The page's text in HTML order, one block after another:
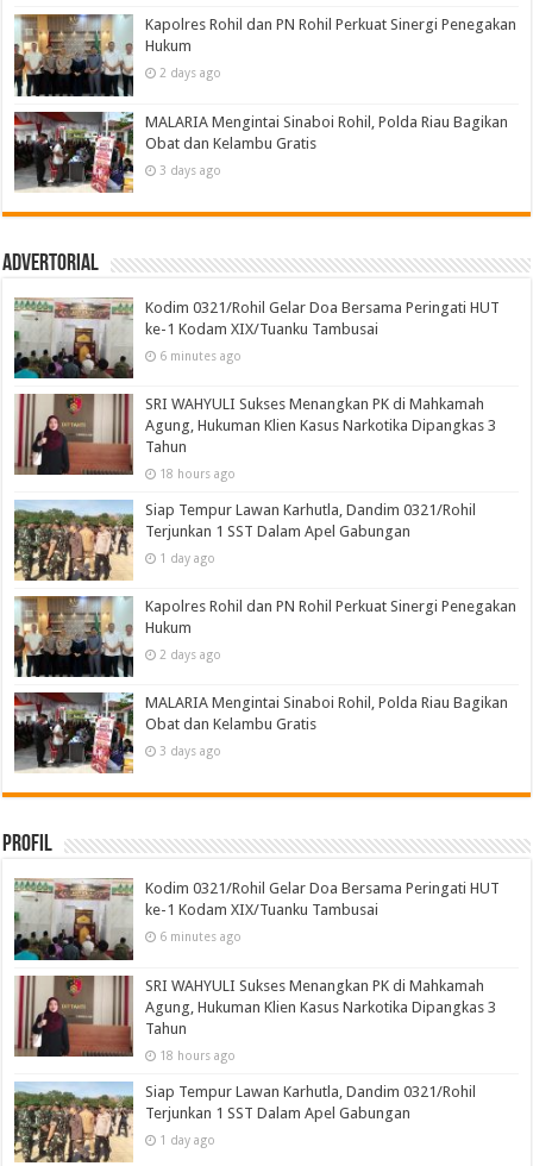
Kapolres Rohil dan PN Rohil Perkuat Sinergi Penegakan
Hukum
2 days ago
MALARIA Mengintai Sinaboi Rohil, Polda Riau Bagikan
Obat dan Kelambu Gratis
3 days ago
Advertorial
Kodim 0321/Rohil Gelar Doa Bersama Peringati HUT
ke-1 Kodam XIX/Tuanku Tambusai
6 minutes ago
SRI WAHYULI Sukses Menangkan PK di Mahkamah
Agung, Hukuman Klien Kasus Narkotika Dipangkas 3
Tahun
18 hours ago
Siap Tempur Lawan Karhutla, Dandim 0321/Rohil
Terjunkan 1 SST Dalam Apel Gabungan
1 day ago
Kapolres Rohil dan PN Rohil Perkuat Sinergi Penegakan
Hukum
2 days ago
MALARIA Mengintai Sinaboi Rohil, Polda Riau Bagikan
Obat dan Kelambu Gratis
3 days ago
Profil
Kodim 0321/Rohil Gelar Doa Bersama Peringati HUT
ke-1 Kodam XIX/Tuanku Tambusai
6 minutes ago
SRI WAHYULI Sukses Menangkan PK di Mahkamah
Agung, Hukuman Klien Kasus Narkotika Dipangkas 3
Tahun
18 hours ago
Siap Tempur Lawan Karhutla, Dandim 0321/Rohil
Terjunkan 1 SST Dalam Apel Gabungan
1 day ago